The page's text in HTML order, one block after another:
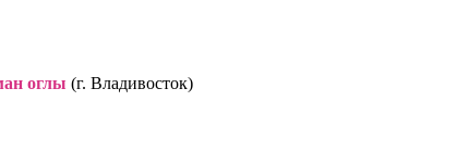
оглы (г. Владивосток)